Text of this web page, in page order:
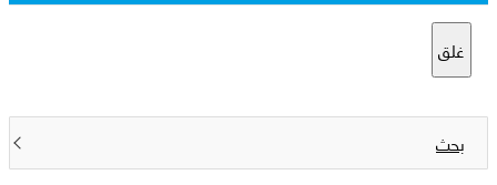
غلق
بحث